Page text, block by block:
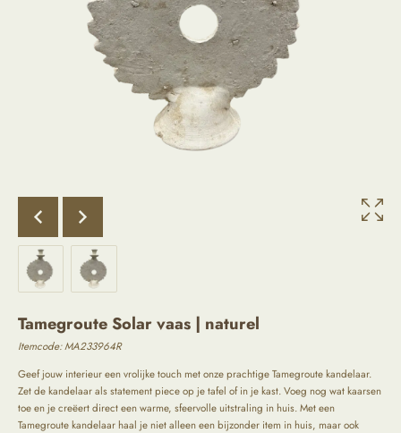
Tamegroute Solar vaas | naturel
Itemcode:MA233964R
Geef jouw interieur een vrolijke touch met onze prachtige Tamegroute kandelaar.
Zet de kandelaar als statement piece op je tafel of in je kast. Voeg nog wat kaarsen
toe en je creëert direct een warme, sfeervolle uitstraling in huis. Met een
Tamegroute kandelaar haal je niet alleen een bijzonder item in huis, maar ook